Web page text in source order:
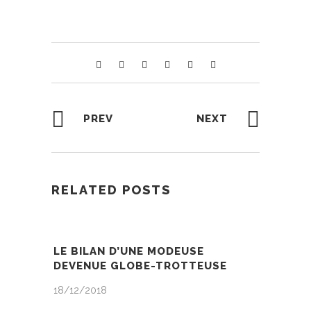
PREV NEXT
RELATED POSTS
LE BILAN D’UNE MODEUSE
DEVENUE GLOBE-TROTTEUSE
18/12/2018